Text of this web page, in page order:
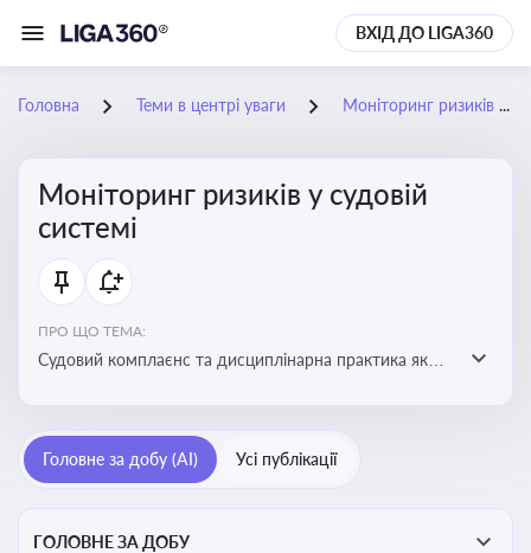
ВХІД ДО LIGA360
Головна Теми в центрі уваги Моніторинг ризиків у судовій системі
Моніторинг ризиків у судовій
системі
ПРО ЩО ТЕМА:
Судовий комплаєнс та дисциплінарна практика як
обґрунтовані рішення під час судових спорів та
комплаєнс-перевірок
Головне за добу (AI) Усі публікації
ГОЛОВНЕ ЗА ДОБУ